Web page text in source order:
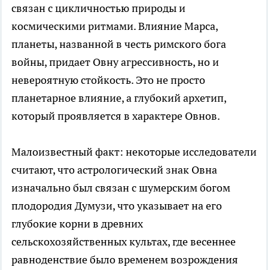
связан с цикличностью природы и
космическими ритмами. Влияние Марса,
планеты, названной в честь римского бога
войны, придает Овну агрессивность, но и
невероятную стойкость. Это не просто
планетарное влияние, а глубокий архетип,
который проявляется в характере Овнов.
Малоизвестный факт: некоторые исследователи
считают, что астрологический знак Овна
изначально был связан с шумерским богом
плодородия Думузи, что указывает на его
глубокие корни в древних
сельскохозяйственных культах, где весеннее
равноденствие было временем возрождения